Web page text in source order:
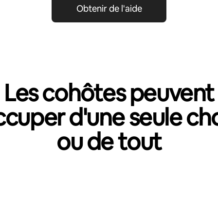
Obtenir de l'aide
Les cohôtes peuvent
d'une seule
ou de tout